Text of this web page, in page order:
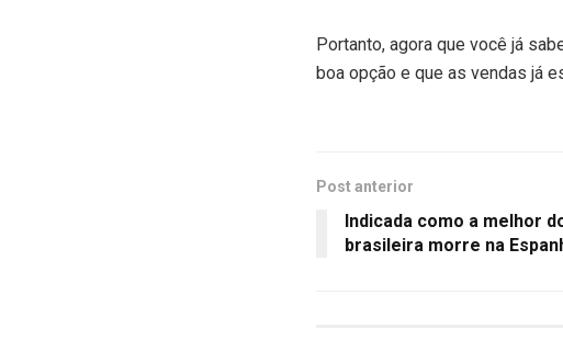
Portanto, agora que você já
boa opção e que as vendas já
Post anterior
Indicada como a melhor
brasileira morre na